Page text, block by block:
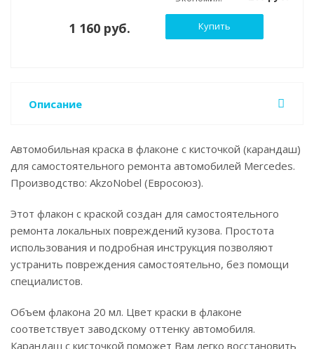
1 160 руб. Купить
Описание
Автомобильная краска в флаконе с кисточкой (карандаш)
для самостоятельного ремонта автомобилей Mercedes.
Производство: AkzoNobel (Евросоюз).
Этот флакон с краской создан для самостоятельного
ремонта локальных повреждений кузова. Простота
использования и подробная инструкция позволяют
устранить повреждения самостоятельно, без помощи
специалистов.
Объем флакона 20 мл. Цвет краски в флаконе
соответствует заводскому оттенку автомобиля.
Карандаш с кисточкой поможет Вам легко восстановить